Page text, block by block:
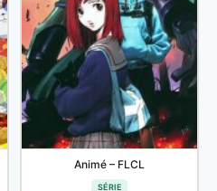
Animé – FLCL
SÉRIE